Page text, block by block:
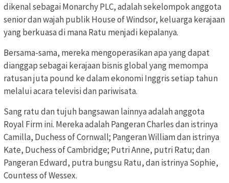
dikenal sebagai Monarchy PLC, adalah sekelompok anggota
senior dan wajah publik House of Windsor, keluarga kerajaan
yang berkuasa di mana Ratu menjadi kepalanya.
Bersama-sama, mereka mengoperasikan apa yang dapat
dianggap sebagai kerajaan bisnis global yang memompa
ratusan juta pound ke dalam ekonomi Inggris setiap tahun
melalui acara televisi dan pariwisata.
Sang ratu dan tujuh bangsawan lainnya adalah anggota
Royal Firm ini. Mereka adalah Pangeran Charles dan istrinya
Camilla, Duchess of Cornwall; Pangeran William dan istrinya
Kate, Duchess of Cambridge; Putri Anne, putri Ratu; dan
Pangeran Edward, putra bungsu Ratu, dan istrinya Sophie,
Countess of Wessex.